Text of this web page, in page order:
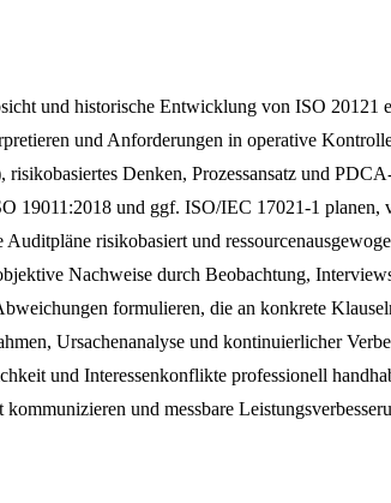
und historische Entwicklung von ISO 20121
und Anforderungen in operative
Denken, Prozessansatz und
19011:2018 und ggf. ISO/IEC 17021-1 planen,
risikobasiert und
Nachweise durch Beobachtung,
formulieren, die an konkrete
Ursachenanalyse und kontinuierlicher
und Interessenkonflikte professionell
und messbare